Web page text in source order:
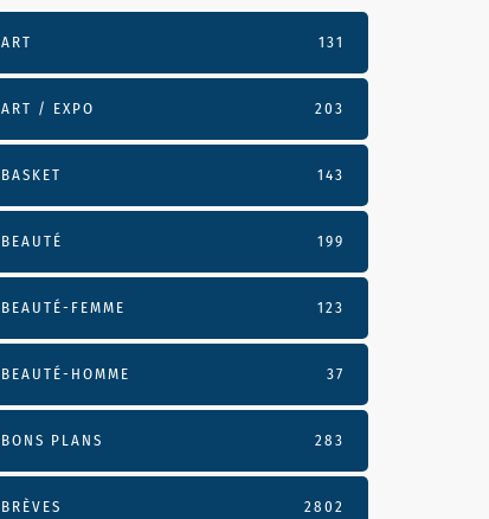
ART 131
ART / EXPO 203
BASKET 143
BEAUTÉ 199
BEAUTÉ-FEMME 123
BEAUTÉ-HOMME 37
BONS PLANS 283
BRÈVES 2802